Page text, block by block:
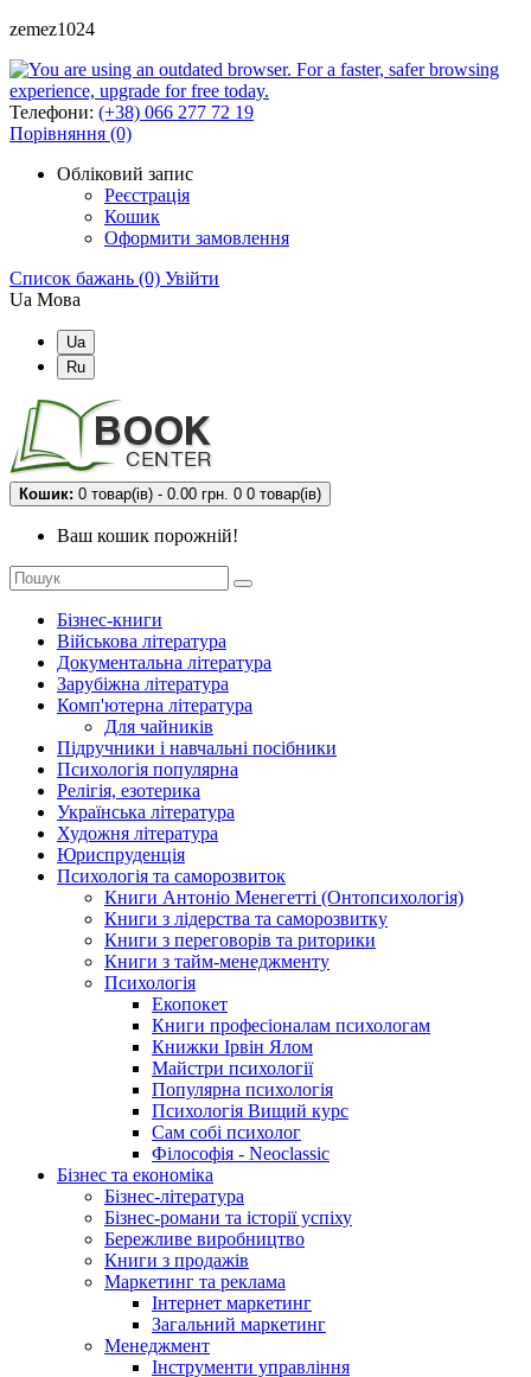
zemez1024
Телефони: (+38) 066 277 72 19
Порівняння (0)
Обліковий запис
Реєстрація
Кошик
Оформити замовлення
Список бажань (0) Увійти
Ua Мова
Ua
Ru
Кошик: 0 товар(ів) - 0.00 грн. 0 0 товар(ів)
Ваш кошик порожній!
Бізнес-книги
Військова література
Документальна література
Зарубіжна література
Комп'ютерна література
Для чайників
Підручники і навчальні посібники
Психологія популярна
Релігія, езотерика
Українська література
Художня література
Юриспруденція
Психологія та саморозвиток
Книги Антоніо Менегетті (Онтопсихологія)
Книги з лідерства та саморозвитку
Книги з переговорів та риторики
Книги з тайм-менеджменту
Психологія
Екопокет
Книги професіоналам психологам
Книжки Ірвін Ялом
Майстри психології
Популярна психологія
Психологія Вищий курс
Сам собі психолог
Філософія - Neoclassic
Бізнес та економіка
Бізнес-література
Бізнес-романи та історії успіху
Бережливе виробництво
Книги з продажів
Маркетинг та реклама
Інтернет маркетинг
Загальний маркетинг
Менеджмент
Інструменти управління